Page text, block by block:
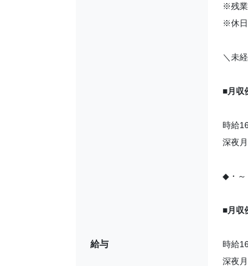
給与
※残
※休日
＼未
■月収
時給
深夜
◆・
■月収
時給
深夜